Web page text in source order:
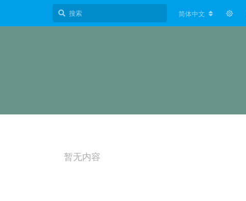
简体中文
暂无内容